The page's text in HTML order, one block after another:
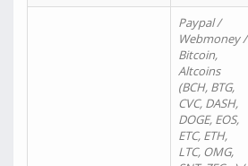
Paypal /
Webmoney /
Bitcoin,
Altcoins
(BCH, BTG,
CVC, DASH,
DOGE, EOS,
ETC, ETH,
LTC, OMG,